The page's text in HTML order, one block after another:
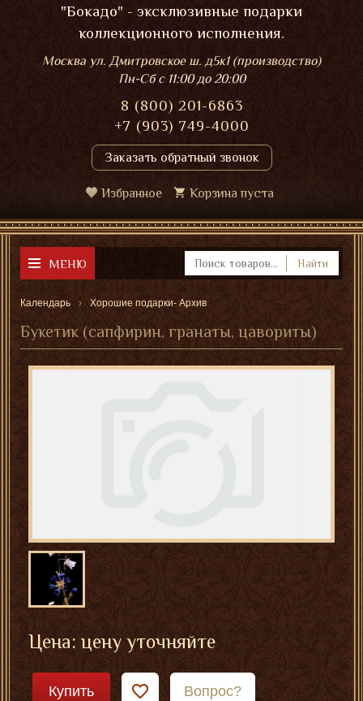
"Бокадо" - эксклюзивные подарки
коллекционного исполнения.
Москва ул. Дмитровское ш. д5к1 (производство)
Пн-Сбс 11:00 до 20:00
8 (800) 201-6863
+7 (903) 749-4000
Заказать обратный звонок
Избранное Корзина пуста
МЕНЮ Найти
Календарь Хорошие подарки- Архив
Букетик (сапфирин, гранаты, цавориты)
Цена: цену уточняйте
Купить Вопрос?